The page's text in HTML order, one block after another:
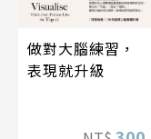
做對大腦練習，
表現就升級